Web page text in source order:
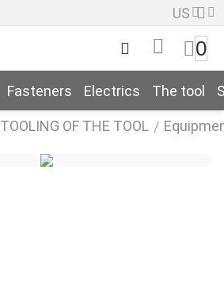
US
0
Fasteners Electrics The tool
TOOLING OF THE TOOL /